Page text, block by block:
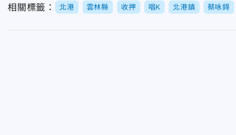
相關標籤： 北港 雲林縣 收押 唱K 北港鎮 蔡咏鍀